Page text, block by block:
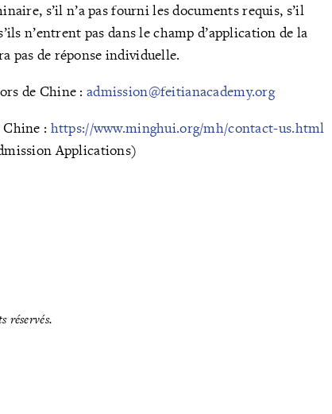
s’il n’a pas fourni les documents requis, s’il
n’entrent pas dans le champ d’application de la
pas de réponse individuelle.
de Chine : admission@feitianacademy.org
: https://www.minghui.org/mh/contact-us.html
Applications)
réservés.